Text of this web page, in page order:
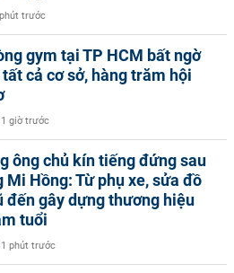
trước
gym tại TP HCM bất ngờ
cả cơ sở, hàng trăm hội
1 giờ trước
ông chủ kín tiếng đứng sau
Mi Hồng: Từ phụ xe, sửa đồ
đến gây dựng thương hiệu
tuổi
1 phút trước